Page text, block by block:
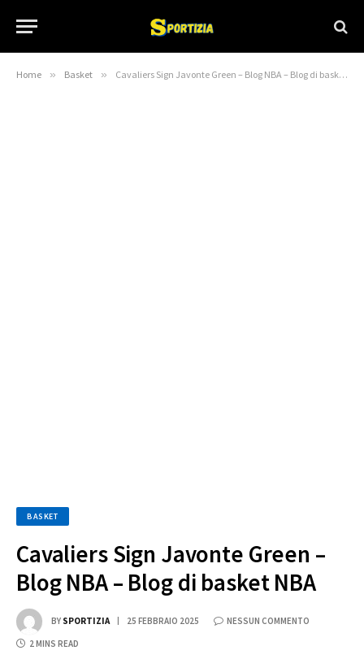
Home » Basket » Cavaliers Sign Javonte Green – Blog NBA – Blog di basket NBA
BASKET
Cavaliers Sign Javonte Green –
Blog NBA – Blog di basket NBA
BY SPORTIZIA 25 FEBBRAIO 2025 NESSUN COMMENTO
2 MINS READ